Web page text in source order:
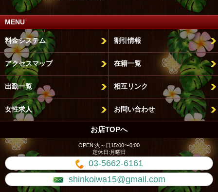
MENU
料金システム 割引情報
アクセスマップ 在籍一覧
出勤一覧 相互リンク
女性求人 お問い合わせ
お店TOPへ
OPEN:火～日15:00〜0:00
定休日:月曜日
03-5662-6161
shinkoiwa15@gmail.com